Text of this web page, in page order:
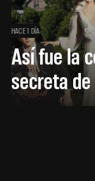
HACE 1 DÍA
Así fue la
secreta